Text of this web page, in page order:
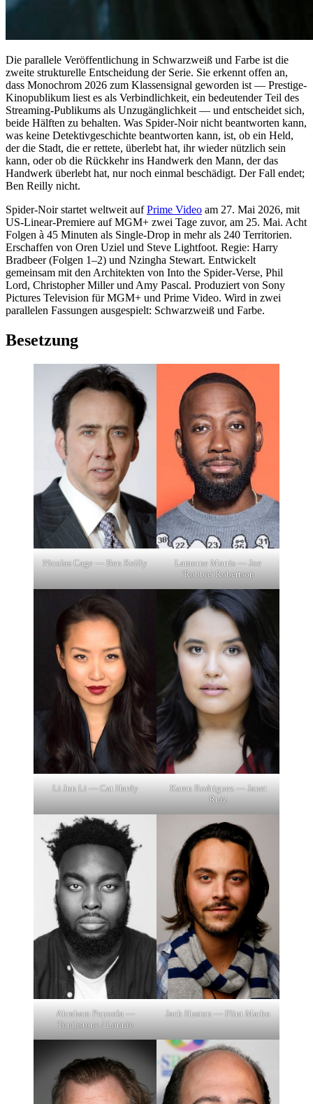
Die parallele Veröffentlichung in Schwarzweiß und Farbe ist die
zweite strukturelle Entscheidung der Serie. Sie erkennt offen an,
dass Monochrom 2026 zum Klassensignal geworden ist — Prestige-
Kinopublikum liest es als Verbindlichkeit, ein bedeutender Teil des
Streaming-Publikums als Unzugänglichkeit — und entscheidet sich,
beide Hälften zu behalten. Was Spider-Noir nicht beantworten kann,
was keine Detektivgeschichte beantworten kann, ist, ob ein Held,
der die Stadt, die er rettete, überlebt hat, ihr wieder nützlich sein
kann, oder ob die Rückkehr ins Handwerk den Mann, der das
Handwerk überlebt hat, nur noch einmal beschädigt. Der Fall endet;
Ben Reilly nicht.
Spider-Noir startet weltweit aufPrime Video am 27. Mai 2026, mit
US-Linear-Premiere auf MGM+ zwei Tage zuvor, am 25. Mai. Acht
Folgen à 45 Minuten als Single-Drop in mehr als 240 Territorien.
Erschaffen von Oren Uziel und Steve Lightfoot. Regie: Harry
Bradbeer (Folgen 1–2) und Nzingha Stewart. Entwickelt
gemeinsam mit den Architekten von Into the Spider-Verse, Phil
Lord, Christopher Miller und Amy Pascal. Produziert von Sony
Pictures Television für MGM+ und Prime Video. Wird in zwei
parallelen Fassungen ausgespielt: Schwarzweiß und Farbe.
Besetzung
Nicolas Cage — Ben Reilly
Lamorne Morris — Joe
'Robbie' Robertson
Li Jun Li — Cat Hardy
Karen Rodriguez — Janet
Ruiz
Abraham Popoola —
Tombstone / Lonnie
Jack Huston — Flint Marko